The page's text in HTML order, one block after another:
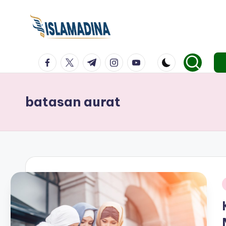
facebook.com
twitter.com
t.me instagram.com
youtube.com
batasan aurat